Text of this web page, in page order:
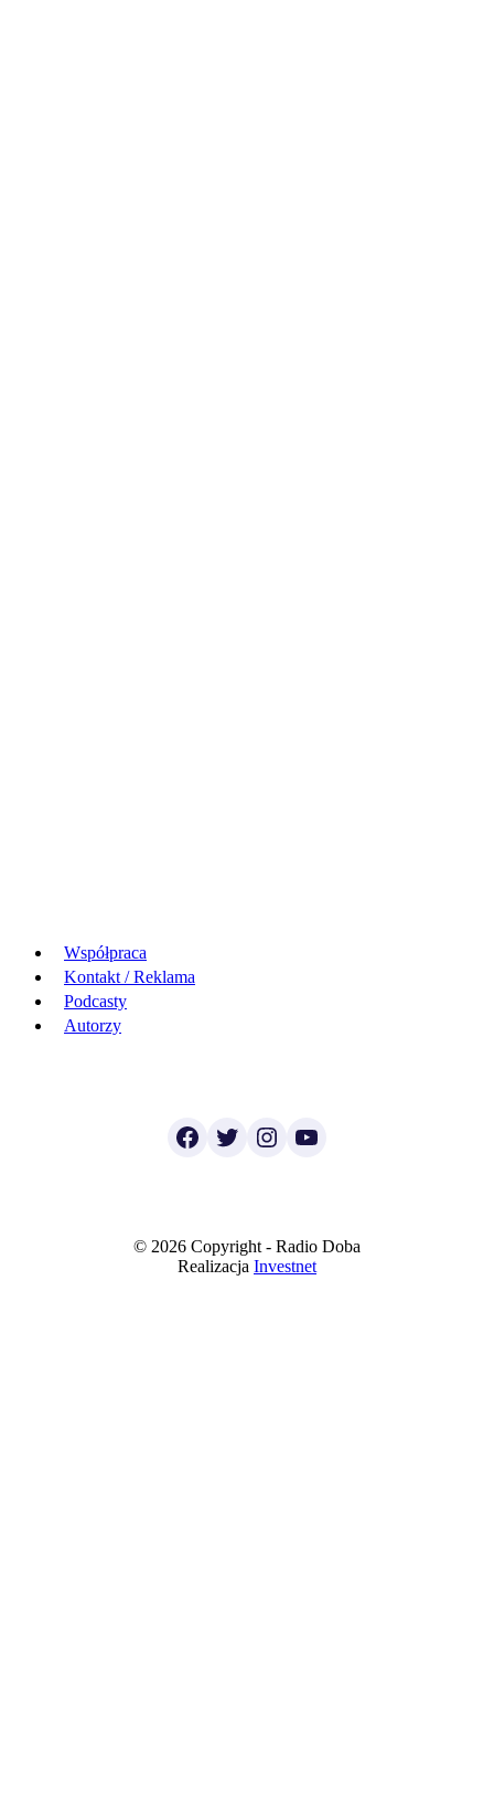
Współpraca
Kontakt / Reklama
Podcasty
Autorzy
Facebook
TwitterInstagram
YouTube
© 2026 Copyright - Radio Doba
Realizacja Investnet